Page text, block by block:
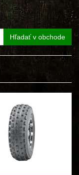
Hľadať v obchode